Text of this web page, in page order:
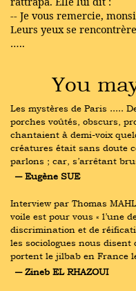
-- Je vous remercie,
Leurs yeux se
…..
You
Les mystères de Paris .....
porches voûtés, obscurs,
chantaient à demi-voix
créatures était sans doute
parlons ; car, s’arrêtant
― Eugène SUE
Interview par Thomas
voile est pour vous « l’une
discrimination et de
les sociologues nous
portent le jilbab en France
― Zineb EL RHAZOUI